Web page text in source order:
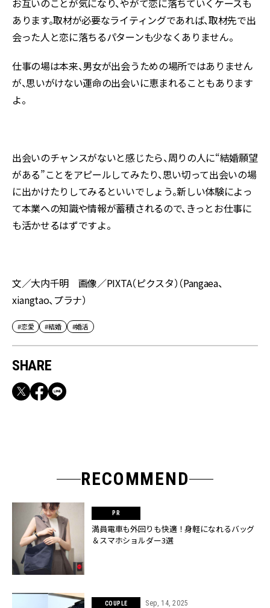
お互いのことが気になり、やがて恋に落ちていくケースも
あります。取材が必要なライティングであれば、取材先で出
会った人と恋に落ちるパターンも少なくありません。
仕事の場は本来、男女が出会うための場所ではありません
が、思いがけない運命の出会いに恵まれることもあります
よ。
出会いのチャンスがないと感じたら、周りの人に“結婚願望
がある”ことをアピールしてみたり、思い切って出会いの場
に出かけたりしてみるといいでしょう。新しい体験によっ
て本業への知識や情報が蓄積されるので、きっとお仕事に
も活かせるはずですよ。
文／大内千明 画像／PIXTA（ピクスタ）（Pangaea、
xiangtao、プラナ）
#恋愛 #結婚 #婚活
SHARE
RECOMMEND
満員電車も外回りも快適！身軽になれるバッグ
＆スマホショルダー3選
COUPLE Sep, 14, 2025